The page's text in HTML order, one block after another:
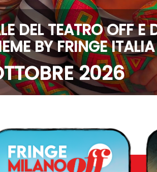
DEL TEATRO OFF E
BY FRINGE
2026